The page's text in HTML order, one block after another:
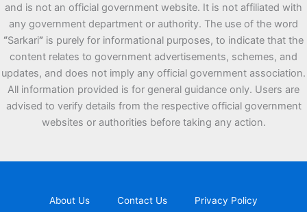
and is not an official government website. It is not affiliated with
any government department or authority. The use of the word
“Sarkari” is purely for informational purposes, to indicate that the
content relates to government advertisements, schemes, and
updates, and does not imply any official government association.
All information provided is for general guidance only. Users are
advised to verify details from the respective official government
websites or authorities before taking any action.
About Us Contact Us
Privacy Policy